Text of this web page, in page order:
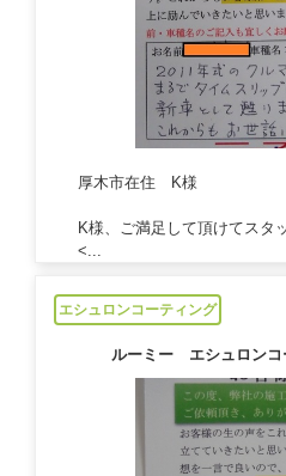
厚木市在住 K様
K様、ご満足して頂けてスタ
<...
エシュロンコーティング
ルーミー エシュロンコ